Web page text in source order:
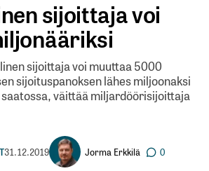
sijoittaja voi
sijoittaja voi muuttaa 5000
sijoituspanoksen lähes miljoonaksi
väittää miljardöörisijoittaja
31.12.2019 Jorma Erkkilä 0